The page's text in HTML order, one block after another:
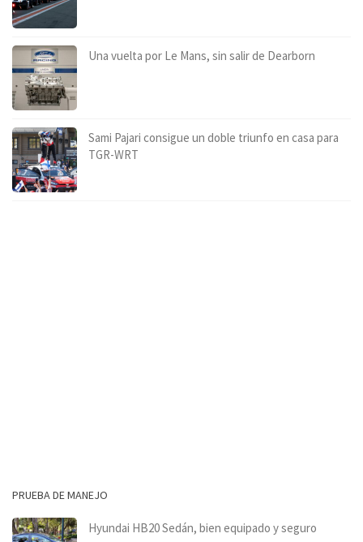
Una vuelta por Le Mans, sin salir de Dearborn
Sami Pajari consigue un doble triunfo en casa para
TGR-WRT
PRUEBA DE MANEJO
Hyundai HB20 Sedán, bien equipado y seguro